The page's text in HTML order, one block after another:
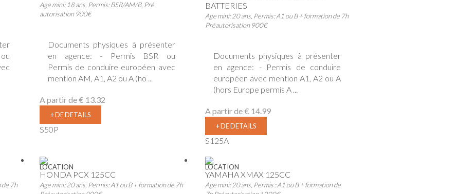
Age mini: 18 ans, Permis: BSR/AM/B, Pré
autorisation 900€
Documents physiques à présenter
en agence: - Permis BSR ou
Permis de conduire européen avec
mention AM, A1, A2 ou A (ho ...
A partir de€ 13.32
+ DE DETAILS
S50P
BATTERIES
Age mini: 20 ans, Permis: A1 ou B + formation de 7h
Préautorisation 900€
Documents physiques à présenter
en agence: - Permis de conduire
européen avec mention A1, A2 ou A
(hors Europe permis A ...
A partir de€ 14.99
+ DE DETAILS
S125A
de 7h
LOCATION
HONDA PCX 125CC
Age mini: 20 ans, Permis: A1 ou B + formation de 7h
LOCATION
YAMAHA XMAX 125CC
Age mini: 20 ans, Permis : A1 ou B + formation de